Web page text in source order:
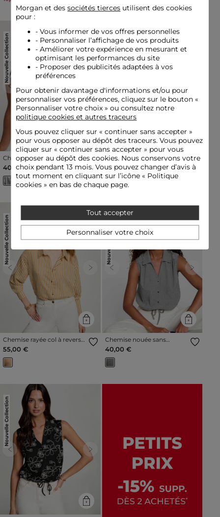
Nouvelle Collection
Previous Next
Chemise col lavallière blanc
femme
40,00 €
Nouvelle Collection
Previous
Chemise jean lavallière
denim stone femme
55,00 €
Nouvelle Collection
Previous Next
Chemise rayée col à revers
multicolore femme
55,00 €
Nouvelle Collection
Previous Next
Chemise nouée sans
manches noir femme
40,00 €
Nouvelle Collection
Previous Next
Morgan et dessociétés tierces utilisent des cookies
pour :
- Vous informer de vos offres personnelles
- Personnaliser l’affichage de vos produits
- Améliorer votre expérience en mesurant et
optimisant les performances du site
- Proposer des publicités adaptées à vos
préférences
Pour obtenir davantage d'informations et/ou pour
personnaliser vos préférences, cliquez sur le bouton «
Personnaliser votre choix » ou consultez notre
politique cookies et autres traceurs
Vous pouvez cliquer sur « continuer sans accepter»
pour vous opposer au dépôt des traceurs. Vous pouvez
cliquer sur « continuer sans accepter » pour vous
opposer au dépôt des cookies. Nous conservons votre
choix pendant 13 mois. Vous pouvez changer d’avis à
tout moment en cliquant sur l’icône « Politique
cookies » en bas de chaque page.
Tout accepter
Personnaliser votre choix